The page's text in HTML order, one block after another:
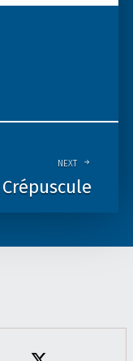
NEXT
Crépuscule